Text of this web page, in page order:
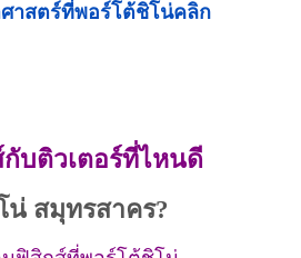
าสตร์ที่พอร์โต้ชิโน่คลิก
บติวเตอร์ที่ไหนดี
น่ สมุทรสาคร?